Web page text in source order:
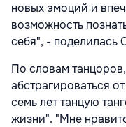
новых эмоций и
возможность
себя", - поделилась
По словам
абстрагироваться
семь лет танцую
жизни". "Мне